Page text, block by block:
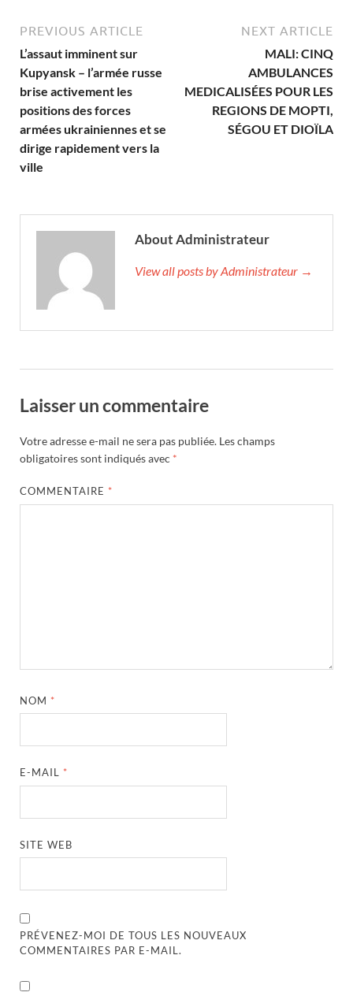
PREVIOUS ARTICLE
L’assaut imminent sur
Kupyansk – l’armée russe
brise activement les
positions des forces
armées ukrainiennes et se
dirige rapidement vers la
ville
NEXT ARTICLE
MALI: CINQ
AMBULANCES
MEDICALISÉES POUR LES
REGIONS DE MOPTI,
SÉGOU ET DIOÏLA
About Administrateur
View all posts by Administrateur →
Laisser un commentaire
Votre adresse e-mail ne sera pas publiée. Les champs
obligatoires sont indiqués avec *
COMMENTAIRE *
NOM *
E-MAIL *
SITE WEB
PRÉVENEZ-MOI DE TOUS LES NOUVEAUX
COMMENTAIRES PAR E-MAIL.